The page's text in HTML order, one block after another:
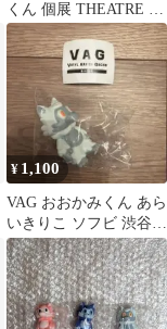
くん 個展 THEATRE マ
スコット
¥ 1,100
VAG おおかみくん あら
いきりこ ソフビ 渋谷
PARCO グレー